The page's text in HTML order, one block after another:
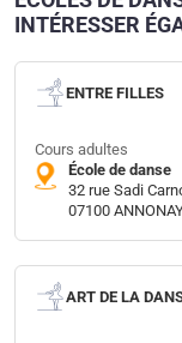
INTÉRESSER
ENTRE FILLES
Cours adultes
École de danse
32 rue Sadi
07100
ART DE LA